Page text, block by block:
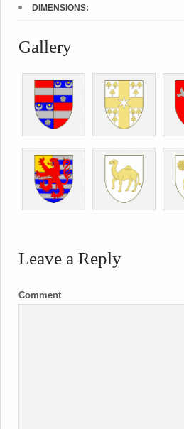
DIMENSIONS:
Gallery
Leave a Reply
Comment